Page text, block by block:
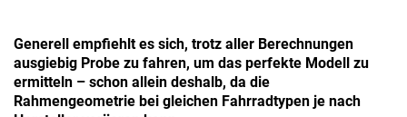
Generell empfiehlt es sich, trotz aller Berechnungen
ausgiebig Probe zu fahren, um das perfekte Modell zu
ermitteln – schon allein deshalb, da die
Rahmengeometrie bei gleichen Fahrradtypen je nach